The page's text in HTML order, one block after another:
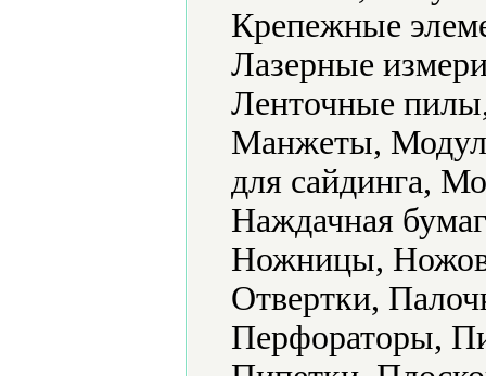
Крепежные
Лазерные
Ленточные
Манжеты,
для сайдинга,
Наждачная
Ножницы,
Отвертки,
Перфораторы,